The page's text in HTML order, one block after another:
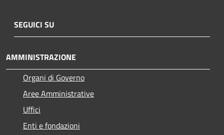
SEGUICI SU
AMMINISTRAZIONE
Organi di Governo
Aree Amministrative
Uffici
Enti e fondazioni